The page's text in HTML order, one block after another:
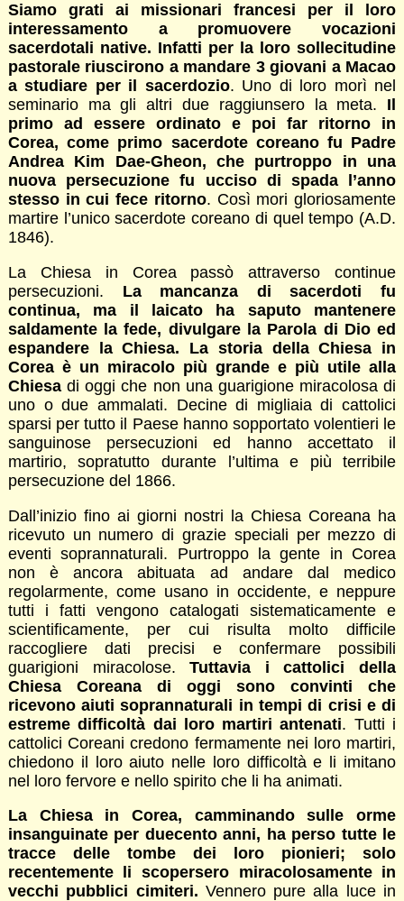
Siamo grati ai missionari francesi per il loro
interessamento a promuovere vocazioni
sacerdotali native. Infatti per la loro sollecitudine
pastorale riuscirono a mandare 3 giovani a Macao
a studiare per il sacerdozio. Uno di loro morì nel
seminario ma gli altri due raggiunsero la meta. Il
primo ad essere ordinato e poi far ritorno in
Corea, come primo sacerdote coreano fu Padre
Andrea Kim Dae-Gheon, che purtroppo in una
nuova persecuzione fu ucciso di spada l’anno
stesso in cui fece ritorno. Così mori gloriosamente
martire l’unico sacerdote coreano di quel tempo (A.D.
1846).
La Chiesa in Corea passò attraverso continue
persecuzioni. La mancanza di sacerdoti fu
continua, ma il laicato ha saputo mantenere
saldamente la fede, divulgare la Parola di Dio ed
espandere la Chiesa. La storia della Chiesa in
Corea è un miracolo più grande e più utile alla
Chiesadi oggi che non una guarigione miracolosa di
uno o due ammalati. Decine di migliaia di cattolici
sparsi per tutto il Paese hanno sopportato volentieri le
sanguinose persecuzioni ed hanno accettato il
martirio, sopratutto durante l’ultima e più terribile
persecuzione del 1866.
Dall’inizio fino ai giorni nostri la Chiesa Coreana ha
ricevuto un numero di grazie speciali per mezzo di
eventi soprannaturali. Purtroppo la gente in Corea
non è ancora abituata ad andare dal medico
regolarmente, come usano in occidente, e neppure
tutti i fatti vengono catalogati sistematicamente e
scientificamente, per cui risulta molto difficile
raccogliere dati precisi e confermare possibili
guarigioni miracolose.Tuttavia i cattolici della
Chiesa Coreana di oggi sono convinti che
ricevono aiuti soprannaturali in tempi di crisi e di
estreme difficoltà dai loro martiri antenati. Tutti i
cattolici Coreani credono fermamente nei loro martiri,
chiedono il loro aiuto nelle loro difficoltà e li imitano
nel loro fervore e nello spirito che li ha animati.
La Chiesa in Corea, camminando sulle orme
insanguinate per duecento anni, ha perso tutte le
tracce delle tombe dei loro pionieri; solo
recentemente li scopersero miracolosamente in
vecchi pubblici cimiteri. Vennero pure alla luce in